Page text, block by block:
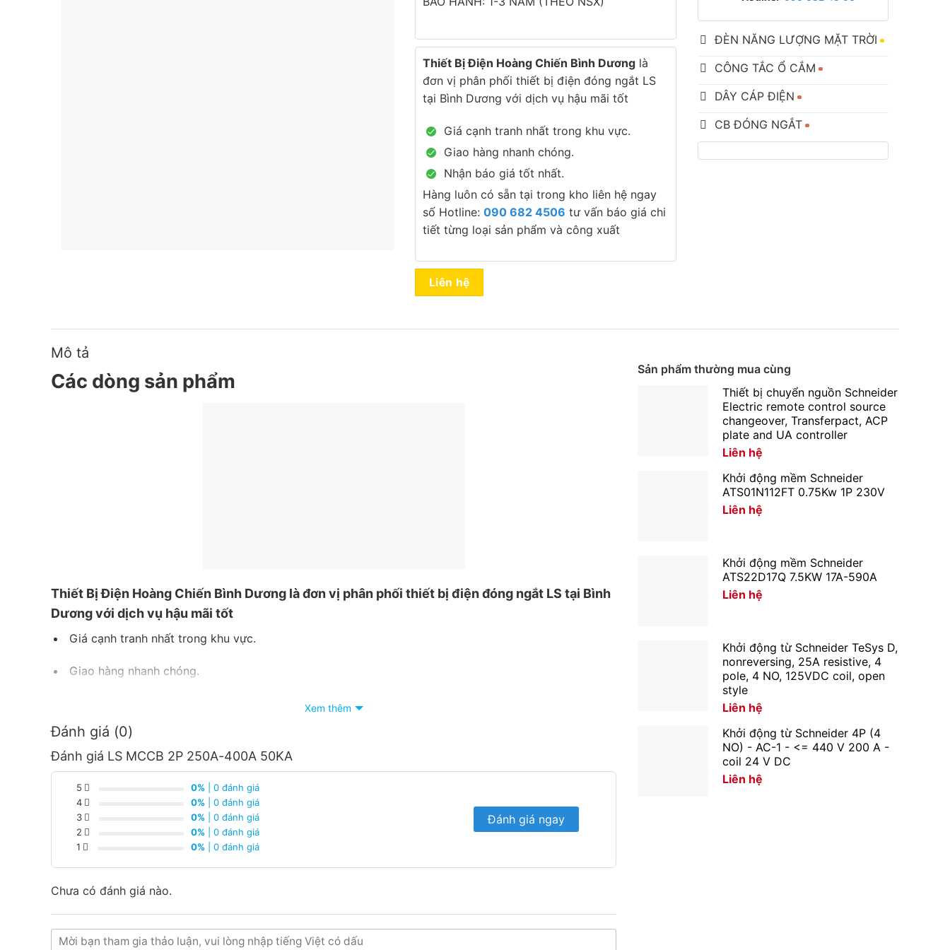
Thiết Bị Điện Hoàng Chiến Bình Dương là
đơn vị phân phối thiết bị điện đóng ngắt LS
tại Bình Dương với dịch vụ hậu mãi tốt
Giá cạnh tranh nhất trong khu vực.
Giao hàng nhanh chóng.
Nhận báo giá tốt nhất.
Hàng luôn có sẵn tại trong kho liên hệ ngay
số Hotline: 090 682 4506 tư vấn báo giá chi
tiết từng loại sản phẩm và công xuất
Liên hệ
ĐÈN NĂNG LƯỢNG MẶT TRỜI
CÔNG TẮC Ổ CẮM
DÂY CÁP ĐIỆN
CB ĐÓNG NGẮT
Mô tả
Các dòng sản phẩm
Thiết Bị Điện Hoàng Chiến Bình Dương là đơn vị phân phối thiết bị điện đóng ngắt LS tại Bình
Dương với dịch vụ hậu mãi tốt
Giá cạnh tranh nhất trong khu vực.
Giao hàng nhanh chóng.
Hàng luôn có sẵn tại trong kho liên hệ ngay số Hotline:
từng loại sản phẩm và công xuất
Xem thêm
Đánh giá (0)
Đánh giá LS MCCB 2P 250A-400A 50KA
5 0% | 0 đánh giá
4
0% | 0 đánh giá
3
0% | 0 đánh giá
2
0% | 0 đánh giá
1
0% | 0 đánh giá
Đánh giá ngay
Chưa có đánh giá nào.
Sản phẩm thường mua cùng
Thiết bị chuyển nguồn Schneider
Electric remote control source
changeover, Transferpact, ACP
plate and UA controller
Liên hệ
Khởi động mềm Schneider
ATS01N112FT 0.75Kw 1P 230V
Liên hệ
Khởi động mềm Schneider
ATS22D17Q 7.5KW 17A-590A
Liên hệ
Khởi động từ Schneider TeSys D,
nonreversing, 25A resistive, 4
pole, 4 NO, 125VDC coil, open
style
Liên hệ
Khởi động từ Schneider 4P (4
NO) - AC-1 - <= 440 V 200 A -
coil 24 V DC
Liên hệ